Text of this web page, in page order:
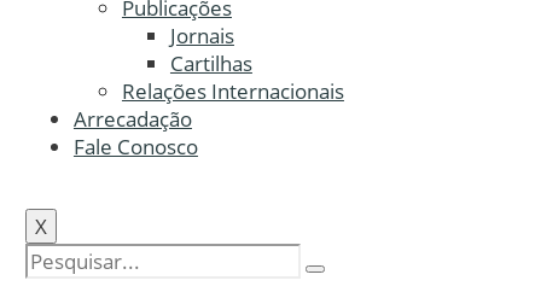
Publicações
Jornais
Cartilhas
Relações Internacionais
Arrecadação
Fale Conosco
X